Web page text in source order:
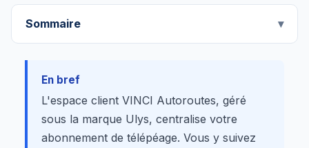
Sommaire
En bref
L'espace client VINCI Autoroutes, géré
sous la marque Ulys, centralise votre
abonnement de télépéage. Vous y suivez